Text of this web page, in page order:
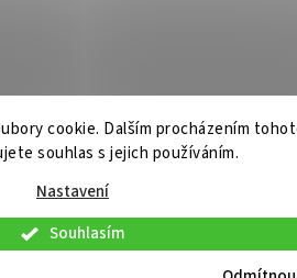
cookie. Dalším procházením
souhlas s jejich používáním.
Nastavení
Souhlasím
konzultace a telefonická podpora dostupné
připravených objednávek bude možný